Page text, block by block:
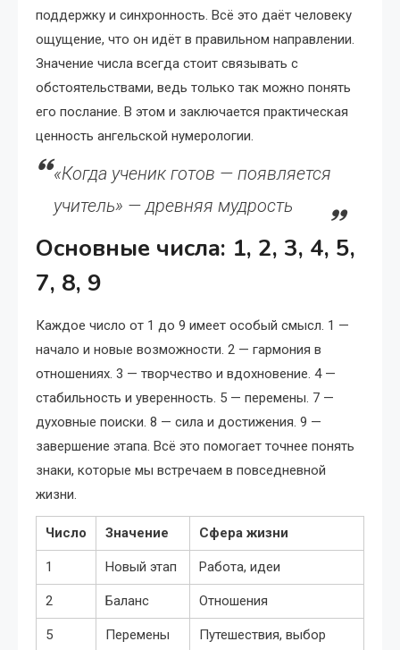
поддержку и синхронность. Всё это даёт человеку
ощущение, что он идёт в правильном направлении.
Значение числа всегда стоит связывать с
обстоятельствами, ведь только так можно понять
его послание. В этом и заключается практическая
ценность ангельской нумерологии.
«Когда ученик готов — появляется
учитель» — древняя мудрость
Основные числа: 1, 2, 3, 4, 5,
7, 8, 9
Каждое число от 1 до 9 имеет особый смысл. 1 —
начало и новые возможности. 2 — гармония в
отношениях. 3 — творчество и вдохновение. 4 —
стабильность и уверенность. 5 — перемены. 7 —
духовные поиски. 8 — сила и достижения. 9 —
завершение этапа. Всё это помогает точнее понять
знаки, которые мы встречаем в повседневной
жизни.
Число Значение Сфера жизни
1 Новый этап Работа, идеи
2 Баланс Отношения
5 Перемены Путешествия, выбор